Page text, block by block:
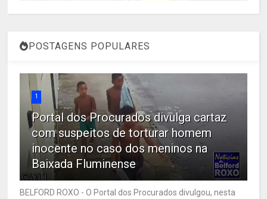
POSTAGENS POPULARES
1
Portal dos Procurados divulga cartaz
com suspeitos de torturar homem
inocente no caso dos meninos na
Baixada Fluminense
BELFORD ROXO - O Portal dos Procurados divulgou, nesta